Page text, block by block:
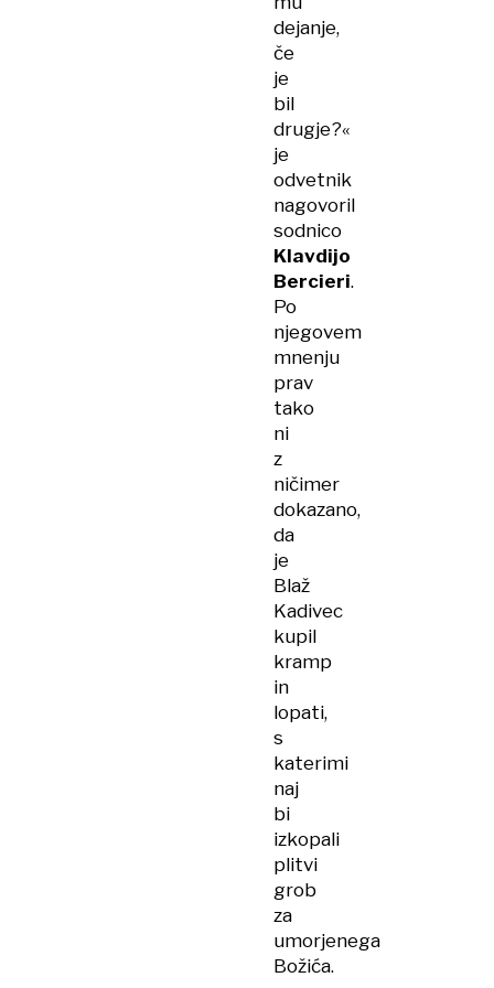
dejanje,
če
je
bil
drugje?«
je
odvetnik
nagovoril
sodnico
Klavdijo
Bercieri.
Po
njegovem
mnenju
prav
tako
ni
z
ničimer
dokazano,
da
je
Blaž
Kadivec
kupil
kramp
in
lopati,
s
katerimi
naj
bi
izkopali
plitvi
grob
za
umorjenega
Božića.